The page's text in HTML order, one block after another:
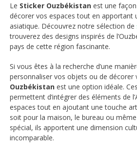
Le Sticker Ouzbékistan est une
décorer vos espaces tout en apportant
asiatique. Découvrez notre sélection de
trouverez des designs inspirés de
pays de cette région fascinante.
Si vous êtes à la recherche d’une
personnaliser vos objets ou de décorer
Ouzbékistan est une option idéale.
permettent d’intégrer des éléments de
espaces tout en ajoutant une touche
soit pour la maison, le bureau ou
spécial, ils apportent une dimension
incomparable.